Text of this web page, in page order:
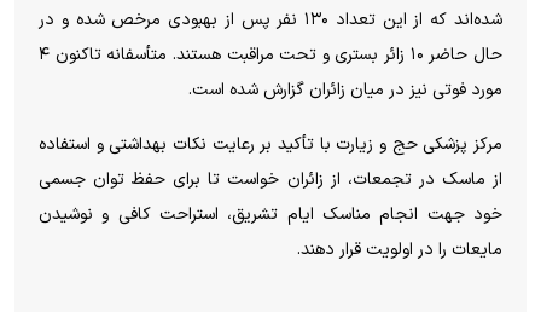
شده‌اند که از این تعداد ۱۳۰ نفر پس از بهبودی مرخص شده و در
حال حاضر ۱۰ زائر بستری و تحت مراقبت هستند. متأسفانه تاکنون ۴
مورد فوتی نیز در میان زائران گزارش شده است.
مرکز پزشکی حج و زیارت با تأکید بر رعایت نکات بهداشتی و استفاده
از ماسک در تجمعات، از زائران خواست تا برای حفظ توان جسمی
خود جهت انجام مناسک ایام تشریق، استراحت کافی و نوشیدن
مایعات را در اولویت قرار دهند.